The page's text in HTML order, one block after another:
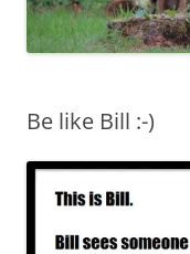
Be like Bill :-)